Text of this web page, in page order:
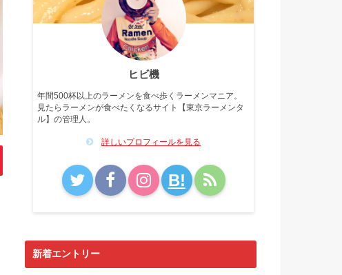
ヒビ機
年間500杯以上のラーメンを食べ歩くラーメンマニア。
見たらラーメンが食べたくなるサイト【東京ラーメンタ
ル】の管理人。
詳しいプロフィールを見る
B!
新着エントリー